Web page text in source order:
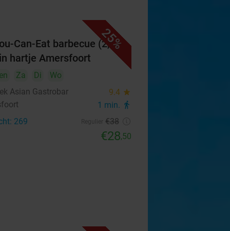
25%
Can-Eat barbecue (2,5
hartje Amersfoort
Za Di
Wo
Asian Gastrobar
9.4 star
1 min. directions_walk
269 €38
€28,50